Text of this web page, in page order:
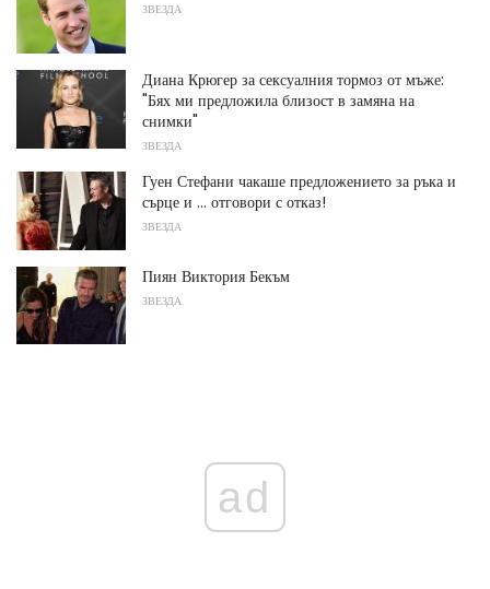
ЗВЕЗДА
Диана Крюгер за сексуалния тормоз от мъже:
"Бях ми предложила близост в замяна на
снимки"
ЗВЕЗДА
Гуен Стефани чакаше предложението за ръка и
сърце и ... отговори с отказ!
ЗВЕЗДА
Пиян Виктория Бекъм
ЗВЕЗДА
ad